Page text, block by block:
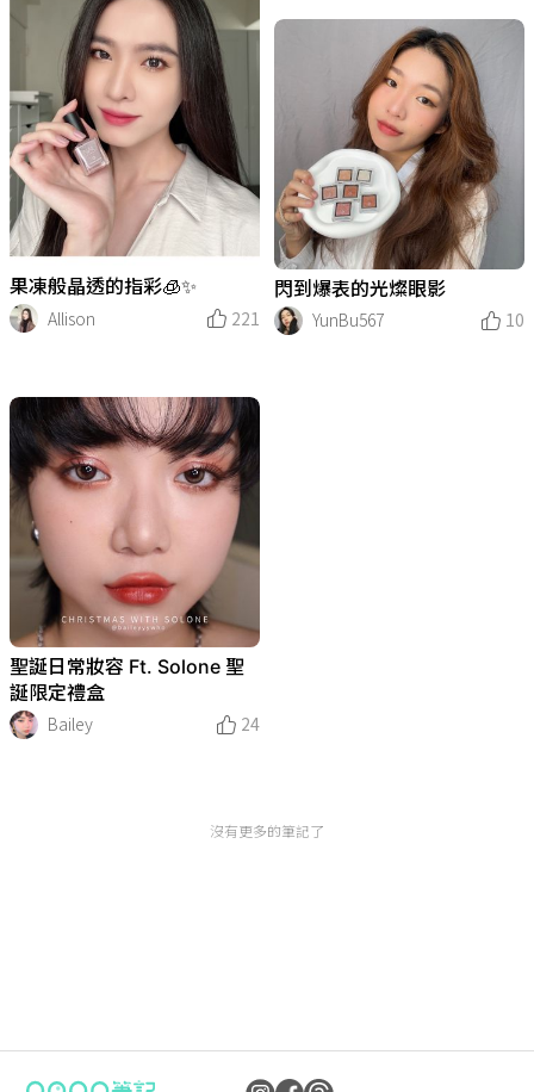
果凍般晶透的指彩🧊✨
Allison
221
閃到爆表的光燦眼影
YunBu567
10
聖誕日常妝容 Ft. Solone 聖
誕限定禮盒
Bailey
24
沒有更多的筆記了